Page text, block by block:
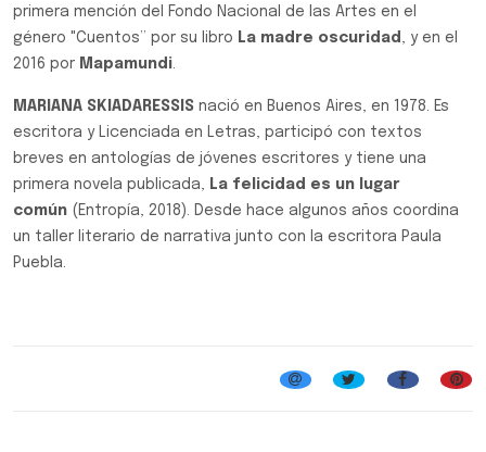
primera mención del Fondo Nacional de las Artes en el
género "Cuentos” por su libro La madre oscuridad , y en el
2016 por Mapamundi.
MARIANA SKIADARESSIS nació en Buenos Aires, en 1978. Es
escritora y Licenciada en Letras, participó con textos
breves en antologías de jóvenes escritores y tiene una
primera novela publicada, La felicidad es un lugar
común (Entropía, 2018). Desde hace algunos años coordina
un taller literario de narrativa junto con la escritora Paula
Puebla.